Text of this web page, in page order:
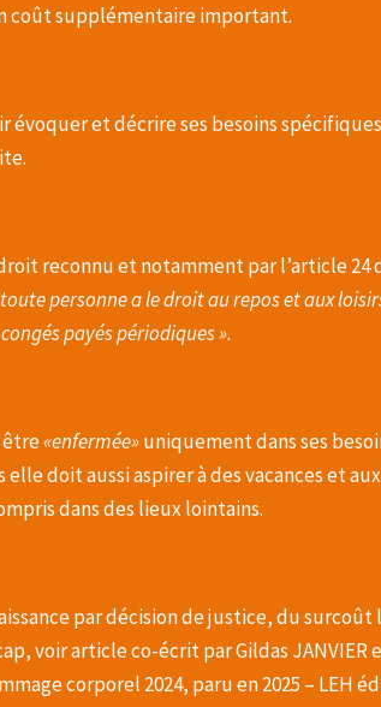
coût supplémentaire important.
évoquer et décrire ses besoins
reconnu et notamment par l’article
personne a le droit au repos et aux
payés périodiques ».
être«enfermée»uniquement dans ses
doit aussi aspirer à des vacances et
dans des lieux lointains.
par décision de justice, du
voir article co-écrit par Gildas
corporel 2024, paru en 2025 – LEH